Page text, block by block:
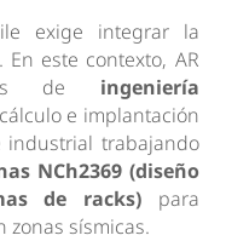
exige integrar la
este contexto, AR
de ingeniería
e implantación
industrial trabajando
NCh2369 (diseño
de racks)para
zonas sísmicas.